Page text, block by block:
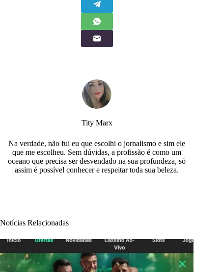
Tity Marx
Na verdade, não fui eu que escolhi o jornalismo e sim ele
que me escolheu. Sem dúvidas, a profissão é como um
oceano que precisa ser desvendado na sua profundeza, só
assim é possível conhecer e respeitar toda sua beleza.
Notícias Relacionadas